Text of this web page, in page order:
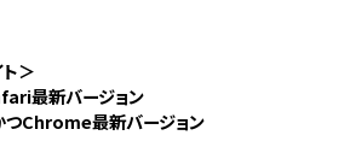
＞
最新バージョン
Chrome最新バージョン